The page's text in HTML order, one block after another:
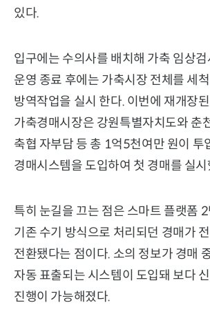
있다.
입구에는 수의사를 배치해 가축 임상
운영 종료 후에는 가축시장 전체를 세
방역작업을 실시 한다. 이번에 재개장
가축경매시장은 강원특별자치도와 춘
축협 자부담 등 총 1억5천여만 원이 투
경매시스템을 도입하여 첫 경매를 실시
특히 눈길을 끄는 점은 스마트 플랫폼
기존 수기 방식으로 처리되던 경매가
전환됐다는 점이다. 소의 정보가 경매
자동 표출되는 시스템이 도입돼 보다
진행이 가능해졌다.